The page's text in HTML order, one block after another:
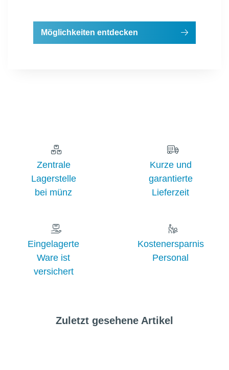
Möglichkeiten entdecken
Zentrale
Lagerstelle
bei münz
Kurze und
garantierte
Lieferzeit
Eingelagerte
Ware ist
versichert
Kostenersparnis
Personal
Zuletzt gesehene Artikel